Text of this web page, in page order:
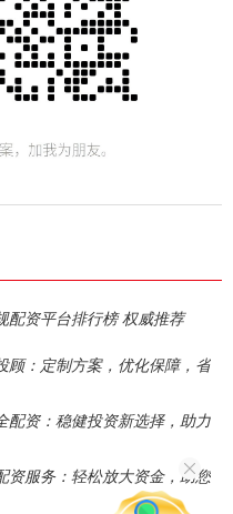
智沪深股票配资平台 最新正规配资平台排行榜 权威推荐
顾：定制方案，优化保障，省
配资：稳健投资新选择，助力
资服务：轻松放大资金，助您